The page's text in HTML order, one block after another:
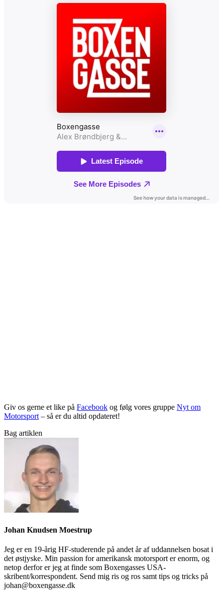
Giv os gerne et like på Facebook og følg vores gruppe Nyt om
Motorsport– så er du altid opdateret!
Bag artiklen
Johan Knudsen Moestrup
Jeg er en 19-årig HF-studerende på andet år af uddannelsen bosat i
det østjyske. Min passion for amerikansk motorsport er enorm, og
netop derfor er jeg at finde som Boxengasses USA-
skribent/korrespondent. Send mig ris og ros samt tips og tricks på
johan@boxengasse.dk